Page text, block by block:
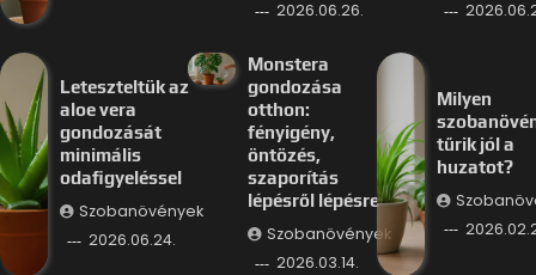
2026.06.26.
Leteszteltük az
aloe vera
gondozását
minimális
odafigyeléssel
Szobanövények
2026.06.24.
Monstera
gondozása
otthon:
fényigény,
öntözés,
szaporítás
lépésről lépésre
Szobanövények
2026.03.14.
Milyen
tűrik jól a
huzatot?